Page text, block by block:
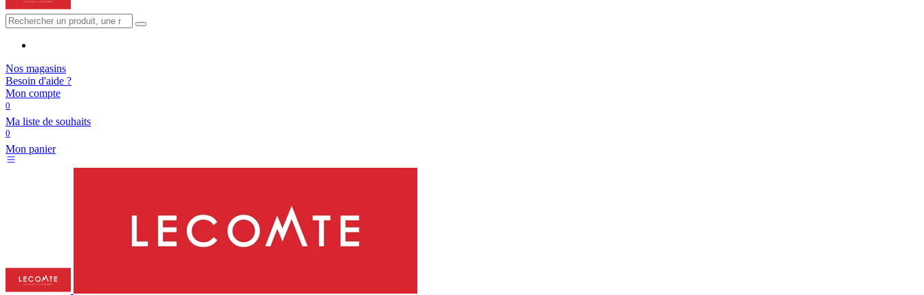
Nos magasins
Besoin d'aide ?
Mon compte
0
Ma liste de souhaits
0
Mon panier